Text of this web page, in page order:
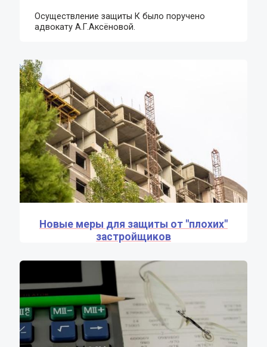
Осуществление защиты К было поручено
адвокату А.Г.Аксёновой.
Новые меры для защиты от "плохих"
застройщиков